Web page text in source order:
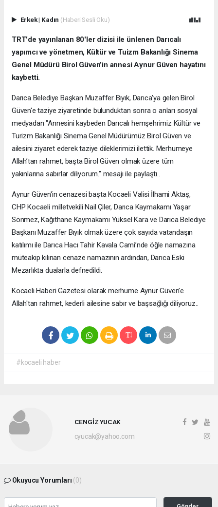
Erkek| Kadın (Haberi Sesli Oku)
TRT'de yayınlanan 80'ler dizisi ile ünlenen Darıcalı
yapımcı ve yönetmen, Kültür ve Tuizm Bakanlığı Sinema
Genel Müdürü Birol Güven’in annesi Aynur Güven hayatını
kaybetti.
Darıca Belediye Başkan Muzaffer Bıyık, Darıca'ya gelen Birol
Güven'e taziye ziyaretinde bulunduktan sonra o anları sosyal
medyadan "Annesini kaybeden Darıcalı hemşehrimiz Kültür ve
Turizm Bakanlığı Sinema Genel Müdürümüz Birol Güven ve
ailesini ziyaret ederek taziye dileklerimizi ilettik. Merhumeye
Allah’tan rahmet, başta Birol Güven olmak üzere tüm
yakınlarına sabırlar diliyorum." mesajı ile paylaştı..
Aynur Güven'in cenazesi başta Kocaeli Valisi İlhami Aktaş,
CHP Kocaeli milletvekili Nail Çiler, Darıca Kaymakamı Yaşar
Sönmez, Kağıthane Kaymakamı Yüksel Kara ve Darıca Belediye
Başkanı Muzaffer Bıyık olmak üzere çok sayıda vatandaşın
katılımı ile Darıca Hacı Tahir Kavala Cami’nde öğle namazına
müteakip kılınan cenaze namazının ardından, Darıca Eski
Mezarlıkta dualarla defnedildi.
Kocaeli Haberi Gazetesi olarak merhume Aynur Güven'e
Allah'tan rahmet, kederli ailesine sabır ve başsağlığı diliyoruz..
#kocaeli haber
CENGİZ YUCAK
cyucak@yahoo.com
Okuyucu Yorumları (0)